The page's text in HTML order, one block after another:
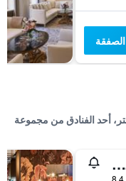
أحد الفنادق من مجموعة
نوفوتيل مدينة ميونخ